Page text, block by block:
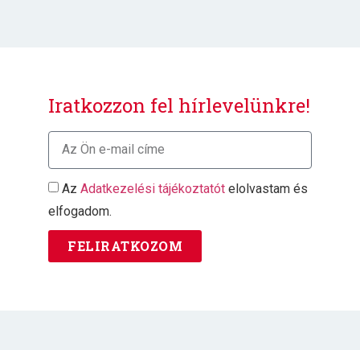
Iratkozzon fel hírlevelünkre!
Az Adatkezelési tájékoztatót elolvastam és
elfogadom.
FELIRATKOZOM